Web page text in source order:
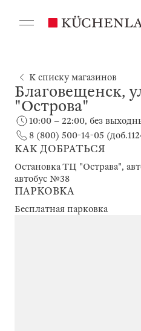
К списку магазинов
Благовещенск,
"Острова"
10:00 – 22:00, без
8 (800) 500-14-05
КАК ДОБРАТЬСЯ
Остановка ТЦ "Острава",
автобус №38
ПАРКОВКА
Бесплатная парковка